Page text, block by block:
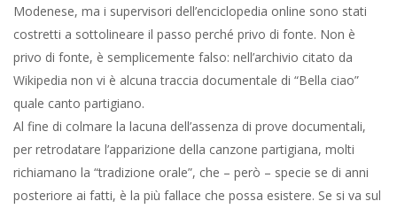
Modenese, ma i supervisori dell’enciclopedia online sono stati
costretti a sottolineare il passo perché privo di fonte. Non è
privo di fonte, è semplicemente falso: nell’archivio citato da
Wikipedia non vi è alcuna traccia documentale di “Bella ciao”
quale canto partigiano.
Al fine di colmare la lacuna dell’assenza di prove documentali,
per retrodatare l’apparizione della canzone partigiana, molti
richiamano la “tradizione orale”, che – però – specie se di anni
posteriore ai fatti, è la più fallace che possa esistere. Se si va sul